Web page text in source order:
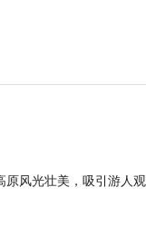
原风光壮美，吸引游人观